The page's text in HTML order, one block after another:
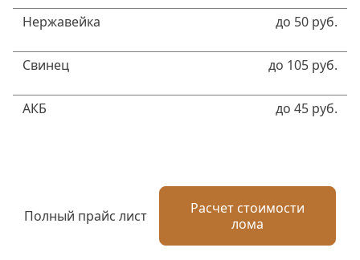
Нержавейка до 50 руб.
Свинец до 105 руб.
АКБ до 45 руб.
Полный прайс лист
Расчет стоимости
лома